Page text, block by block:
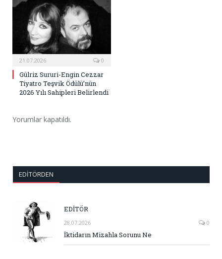
21.07.2026 0
Gülriz Sururi-Engin Cezzar
Tiyatro Teşvik Ödülü’nün
2026 Yılı Sahipleri Belirlendi
Yorumlar kapatıldı.
EDITÖRDEN
EDİTÖR
28.07.2026 0
İktidarın Mizahla Sorunu Ne